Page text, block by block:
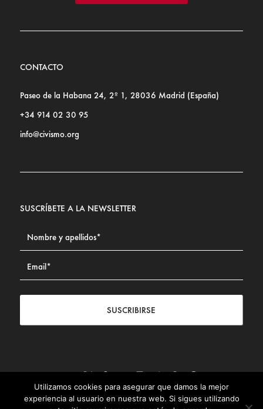
CONTACTO
Paseo de la Habana 24, 2º 1, 28036 Madrid (España)
+34 914 02 30 95
info@civismo.org
SUSCRÍBETE A LA NEWSLETTER
SUSCRIBIRSE
Contacto|Aviso legal| Política de privacidad| Política de
Cookies
Utilizamos cookies para asegurar que damos la mejor
experiencia al usuario en nuestra web. Si sigues utilizando